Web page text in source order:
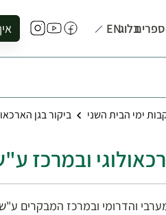
בלוגEN
ימי הבית השני ביקור בגן
ובמרכז
והדרומי ובמרכז המבקרים ע"ש